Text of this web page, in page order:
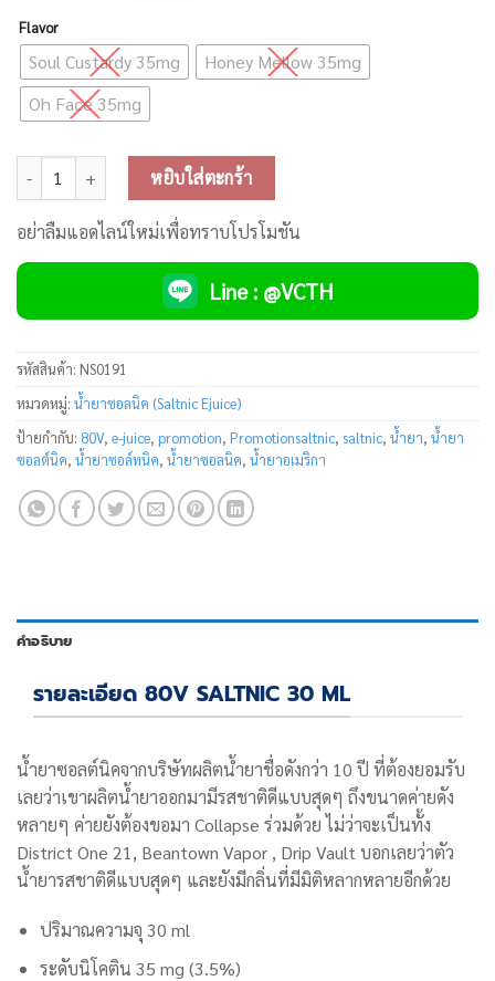
Flavor
Soul Custardy 35mg
Honey Mellow 35mg
Oh Face 35mg
จำนวน 80V Saltnic 30ml ชิ้นหยิบใส่ตะกร้า
อย่าลืมแอดไลน์ใหม่เพื่อทราบโปรโมชัน
Line : @VCTH
รหัสสินค้า: NS0191
หมวดหมู่: น้ำยาซอลนิค (Saltnic Ejuice)
ป้ายกำกับ: 80V, e-juice, promotion, Promotionsaltnic, saltnic, น้ำยา, น้ำยา
ซอลต์นิค, น้ำยาซอล์ทนิค, น้ำยาซอลนิค, น้ำยาอเมริกา
คำอธิบาย
รายละเอียด 80V SALTNIC 30 ML
น้ำยาซอลต์นิคจากบริษัทผลิตน้ำยาชื่อดังกว่า 10 ปี ที่ต้องยอมรับ
เลยว่าเขาผลิตน้ำยาออกมามีรสชาติดีแบบสุดๆ ถึงขนาดค่ายดัง
หลายๆ ค่ายยังต้องขอมา Collapse ร่วมด้วย ไม่ว่าจะเป็นทั้ง
District One 21, Beantown Vapor , Drip Vault บอกเลยว่าตัว
น้ำยารสชาติดีแบบสุดๆ และยังมีกลิ่นที่มีมิติหลากหลายอีกด้วย
ปริมาณความจุ 30 ml
ระดับนิโคติน 35 mg (3.5%)